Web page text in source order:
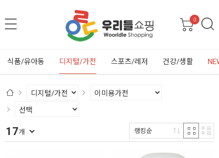
0
식품/유아동 디지털/가전 스포츠/레저 건강/생활
17개 랭킹순